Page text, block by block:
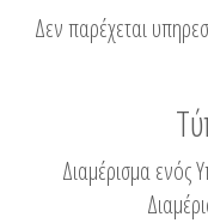
Δεν παρέχεται
Διαμέρισμα ενός